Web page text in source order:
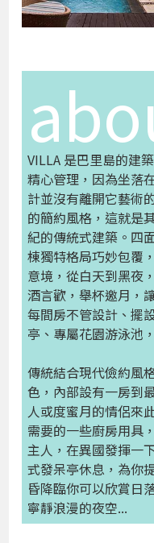
VILLA 是巴里島的建
精心管理，因為坐落
計並沒有離開它藝術
的簡約風格，這就是
紀的傳統式建築。四
棟獨特格局巧妙包覆
意境，從白天到黑夜
酒言歡，舉杯邀月，
每間房不管設計、擺
亭、專屬花園游泳池
傳統結合現代儉約風
色，內部設有一房到
人或度蜜月的情侶來
需要的一些廚房用具
主人，在異國發揮一
式發呆亭休息，為你
昏降臨你可以欣賞日
寧靜浪漫的夜空...